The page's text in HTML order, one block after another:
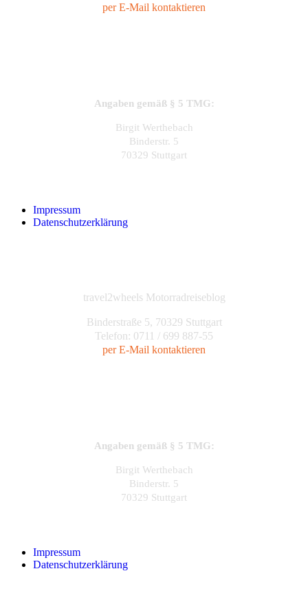
per E-Mail kontaktieren
Angaben gemäß § 5 TMG:
Birgit Werthebach
Binderstr. 5
70329 Stuttgart
Impressum
Datenschutzerklärung
travel2wheels Motorradreiseblog
Binderstraße 5, 70329 Stuttgart
Telefon: 0711 / 699 887-55
per E-Mail kontaktieren
Angaben gemäß § 5 TMG:
Birgit Werthebach
Binderstr. 5
70329 Stuttgart
Impressum
Datenschutzerklärung